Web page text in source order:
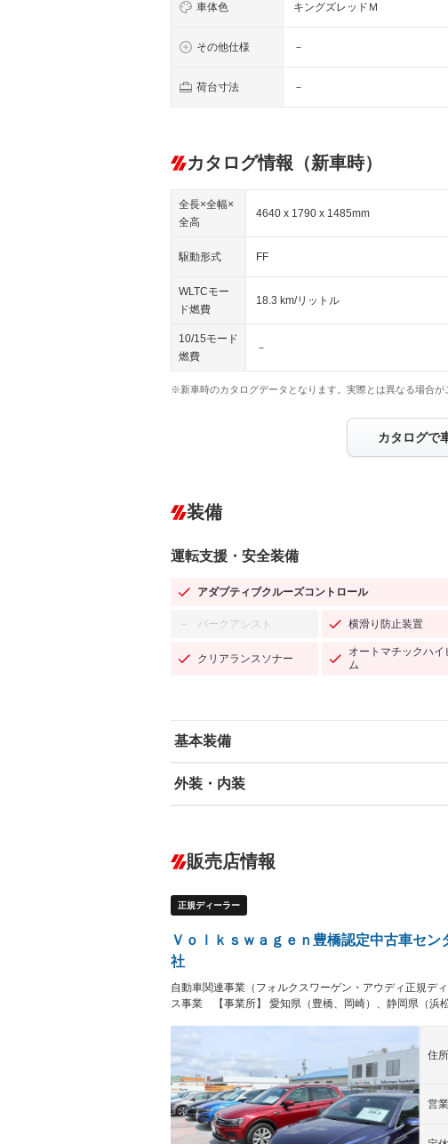
車体色 キングズレッドＭ
その他仕様 －
荷台寸法 －
カタログ情報（新車時）
全長×全幅×
全高
4640 x 1790 x 1485mm
駆動形式 FF
WLTCモー
ド燃費
18.3 km/リットル
10/15モード
燃費
－
※新車時のカタログデータとなります。実際とは異なる場合が
カタログで
装備
運転支援・安全装備
アダプティブクルーズコントロール
－ パークアシスト 横滑り防止装置
クリアランスソナー
オートマチックハイ
ム
基本装備
エアバッグ：運転席/助手席/サイド
－ ダウンヒルアシストコントロール
Bluetooth接続
－ レンタカーアップ － 展示・試乗車
外装・内装
オーディオ：ミュージックプレイヤー接続可
－
ヘッドライトウォッシャ
ー
LEDヘッドランプ － HID(キセノンライト)
－ ランフラットタイヤ － パワーシート
シートヒーター － ウォークスルー
－ フロントカメラ － シートエアコン
ルーフレール － エアサスペンション
販売店情報
正規ディーラー
Ｖｏｌｋｓｗａｇｅｎ豊橋認定中古車セ
社
自動車関連事業（フォルクスワーゲン・アウディ正規デ
ス事業 【事業所】 愛知県（豊橋、岡崎）、静岡県（浜
住所
営